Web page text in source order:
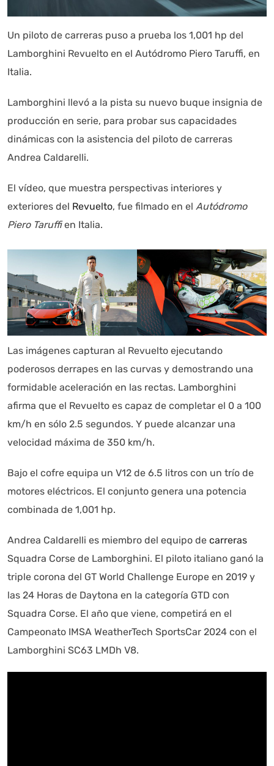
Un piloto de carreras puso a prueba los 1,001 hp del
Lamborghini Revuelto en el Autódromo Piero Taruffi, en
Italia.
Lamborghini llevó a la pista su nuevo buque insignia de
producción en serie, para probar sus capacidades
dinámicas con la asistencia del piloto de carreras
Andrea Caldarelli.
El vídeo, que muestra perspectivas interiores y
exteriores del Revuelto, fue filmado en el Autódromo
Piero Taruffien Italia.
Las imágenes capturan al Revuelto ejecutando
poderosos derrapes en las curvas y demostrando una
formidable aceleración en las rectas. Lamborghini
afirma que el Revuelto es capaz de completar el 0 a 100
km/h en sólo 2.5 segundos. Y puede alcanzar una
velocidad máxima de 350 km/h.
Bajo el cofre equipa un V12 de 6.5 litros con un trío de
motores eléctricos. El conjunto genera una potencia
combinada de 1,001 hp.
Andrea Caldarelli es miembro del equipo de carreras
Squadra Corse de Lamborghini. El piloto italiano ganó la
triple corona del GT World Challenge Europe en 2019 y
las 24 Horas de Daytona en la categoría GTD con
Squadra Corse. El año que viene, competirá en el
Campeonato IMSA WeatherTech SportsCar 2024 con el
Lamborghini SC63 LMDh V8.
Autoanalítica IA Agente Inteligente
Estoy aquí para encontrar lo que necesitas. ¿Qué estás
información referencial que puede contener errores.
Asistente con IA en desarrollo. Autoanalítica optimiza
diariamente su exactitud."